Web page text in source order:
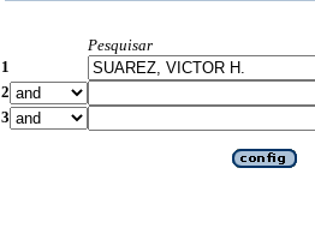
Pesquisar
1
2
3